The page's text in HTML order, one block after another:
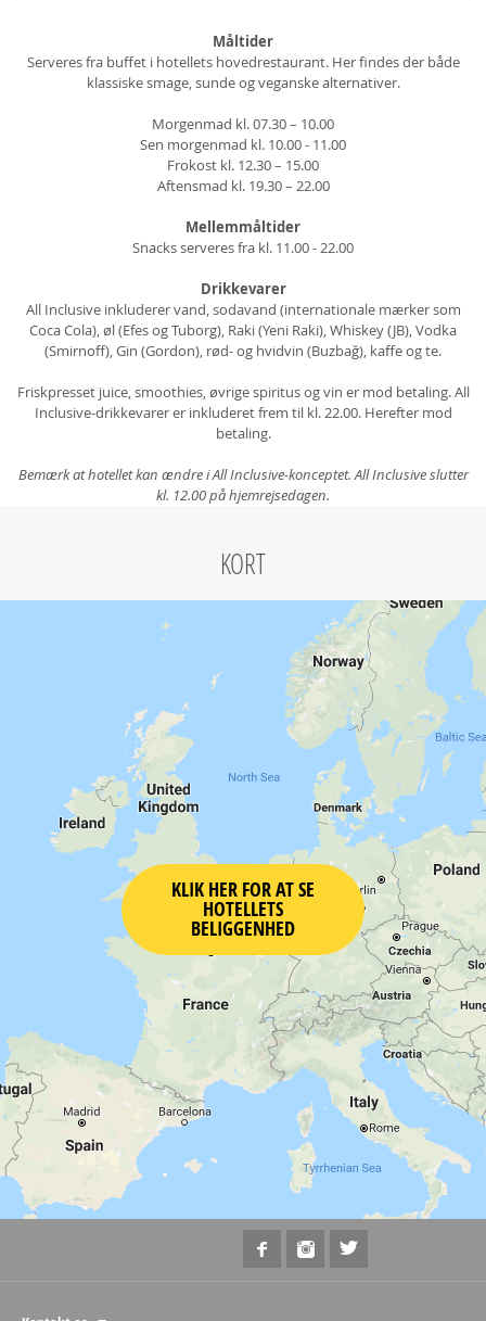
Måltider
Serveres fra buffet i hotellets hovedrestaurant. Her findes der både
klassiske smage, sunde og veganske alternativer.
Morgenmad kl. 07.30 – 10.00
Sen morgenmad kl. 10.00 - 11.00
Frokost kl. 12.30 – 15.00
Aftensmad kl. 19.30 – 22.00
Mellemmåltider
Snacks serveres fra kl. 11.00 - 22.00
Drikkevarer
All Inclusive inkluderer vand, sodavand (internationale mærker som
Coca Cola), øl (Efes og Tuborg), Raki (Yeni Raki), Whiskey (JB), Vodka
(Smirnoff), Gin (Gordon), rød- og hvidvin (Buzbağ), kaffe og te.
Friskpresset juice, smoothies, øvrige spiritus og vin er mod betaling. All
Inclusive-drikkevarer er inkluderet frem til kl. 22.00. Herefter mod
betaling.
Bemærk at hotellet kan ændre i All Inclusive-konceptet. All Inclusive slutter
kl. 12.00 på hjemrejsedagen.
KORT
KLIK HER FOR AT SE
HOTELLETS
BELIGGENHED